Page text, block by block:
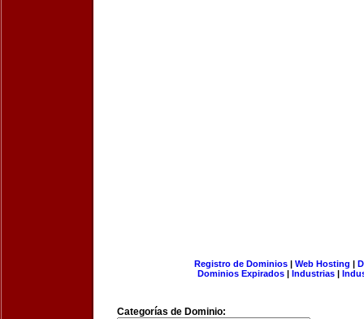
Registro de Dominios| Web Hosting |
Dominios Expirados | Industrias |
Categorías de Dominio: